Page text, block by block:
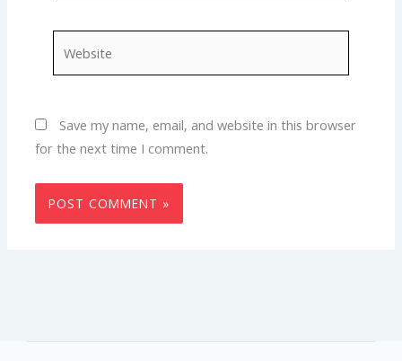
Save my name, email, and website in this browser
for the next time I comment.